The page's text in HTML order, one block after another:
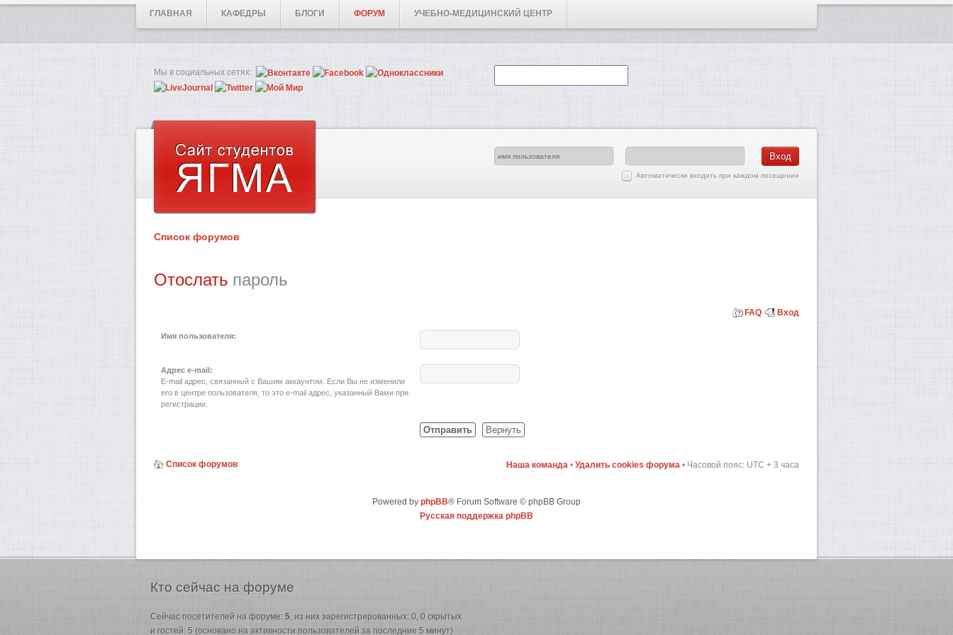
ГЛАВНАЯ КАФЕДРЫ БЛОГИ ФОРУМ УЧЕБНО-МЕДИЦИНСКИЙ ЦЕНТР
Мы в социальных сетях:
Автоматически входить при каждом посещении
Список форумов
Отослать пароль
FAQ Вход
Имя пользователя:
Адрес e-mail:
E-mail адрес, связанный с Вашим аккаунтом. Если Вы не изменили
его в центре пользователя, то это e-mail адрес, указанный Вами при
регистрации.
Список форумов Наша команда • Удалить cookies форума • Часовой пояс: UTC + 3 часа
Powered by phpBB® Forum Software © phpBB Group
Русская поддержка phpBB
Кто сейчас на форуме
Сейчас посетителей на форуме: 5 , из них зарегистрированных: 0, 0 скрытых
и гостей: 5 (основано на активности пользователей за последние 5 минут)